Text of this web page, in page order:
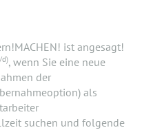
ist angesagt!
d), wenn Sie eine neue
der
als
suchen und folgende